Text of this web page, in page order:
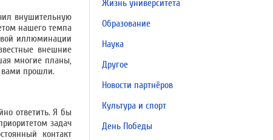
внушительную
нашего темпа
иллюминации
внешние
многие планы,
вами прошли.
ответить. Я бы
задач
контакт
Жизнь университета
Образование
Наука
Другое
Новости партнёров
Культура и спорт
День Победы